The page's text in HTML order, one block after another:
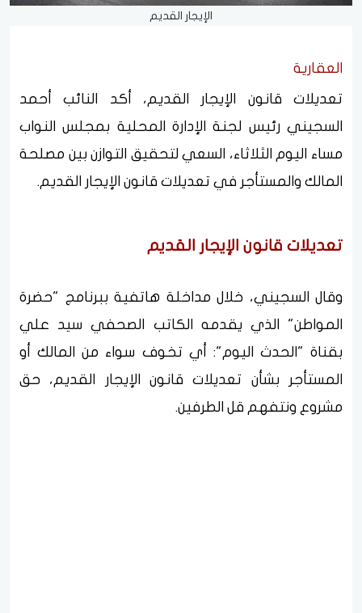
الإيجار القديم
العقارية
تعديلات قانون الإيجار القديم، أكد النائب أحمد
السجيني رئيس لجنة الإدارة المحلية بمجلس النواب
مساء اليوم الثلاثاء، السعي لتحقيق التوازن بين مصلحة
المالك والمستأجر في تعديلات قانون الإيجار القديم.
تعديلات قانون الإيجار القديم
وقال السجيني، خلال مداخلة هاتفية ببرنامج "حضرة
المواطن" الذي يقدمه الكاتب الصحفي سيد علي
بقناة "الحدث اليوم": أي تخوف سواء من المالك أو
المستأجر بشأن تعديلات قانون الإيجار القديم، حق
مشروع ونتفهم قل الطرفين.